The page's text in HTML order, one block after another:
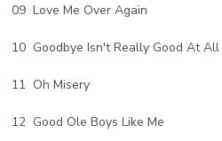
09 Love Me Over Again
10 Goodbye Isn't Really Good At All
11 Oh Misery
12 Good Ole Boys Like Me